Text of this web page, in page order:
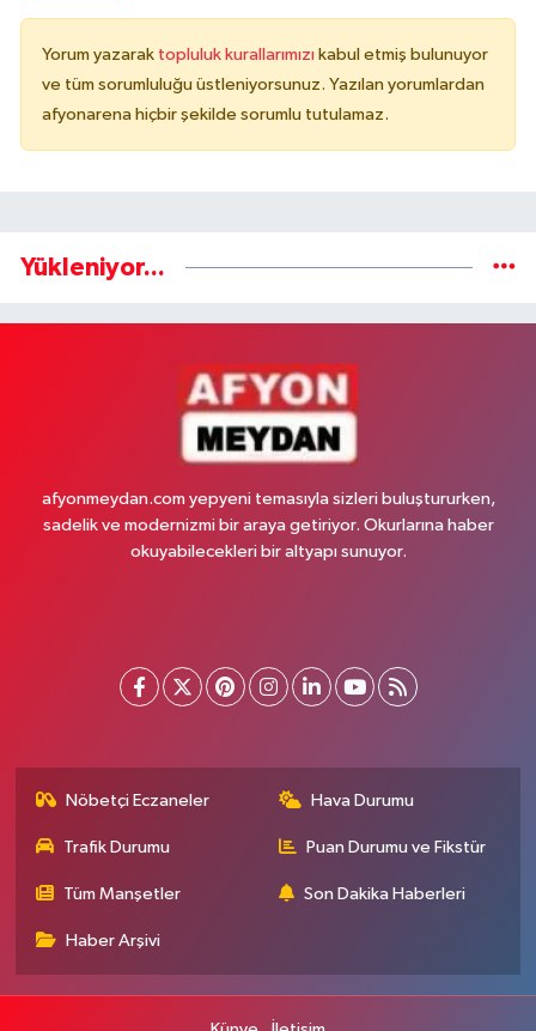
Yorum yazarak topluluk kurallarımızı kabul etmiş bulunuyor
ve tüm sorumluluğu üstleniyorsunuz. Yazılan yorumlardan
afyonarena hiçbir şekilde sorumlu tutulamaz.
Yükleniyor...
afyonmeydan.com yepyeni temasıyla sizleri buluştururken,
sadelik ve modernizmi bir araya getiriyor. Okurlarına haber
okuyabilecekleri bir altyapı sunuyor.
Nöbetçi Eczaneler Hava Durumu
Trafik Durumu Puan Durumu ve Fikstür
Tüm Manşetler Son Dakika Haberleri
Haber Arşivi